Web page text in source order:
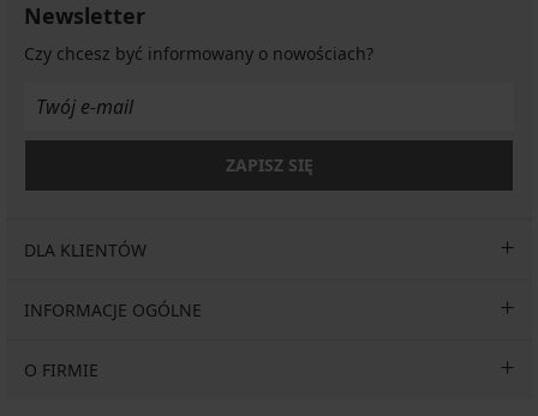
Newsletter
Czy chcesz być informowany o nowościach?
ZAPISZ SIĘ
DLA KLIENTÓW
INFORMACJE OGÓLNE
O FIRMIE